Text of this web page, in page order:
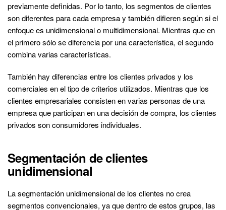
previamente definidas. Por lo tanto, los segmentos de clientes
son diferentes para cada empresa y también difieren según si el
enfoque es unidimensional o multidimensional. Mientras que en
el primero sólo se diferencia por una característica, el segundo
combina varias características.
También hay diferencias entre los clientes privados y los
comerciales en el tipo de criterios utilizados. Mientras que los
clientes empresariales consisten en varias personas de una
empresa que participan en una decisión de compra, los clientes
privados son consumidores individuales.
Segmentación de clientes
unidimensional
La segmentación unidimensional de los clientes no crea
segmentos convencionales, ya que dentro de estos grupos, las